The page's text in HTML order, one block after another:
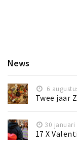
News
6
Twee jaar
30 januari
17 X